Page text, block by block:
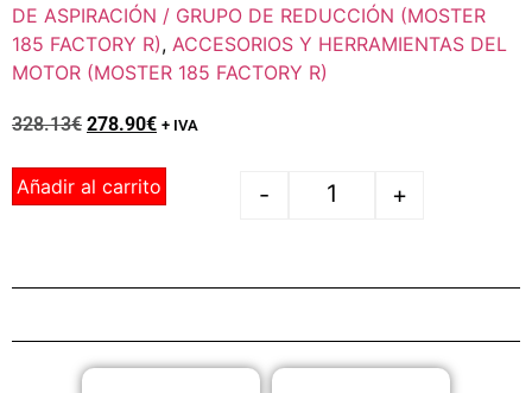
DE ASPIRACIÓN / GRUPO DE REDUCCIÓN (MOSTER
185 FACTORY R), ACCESORIOS Y HERRAMIENTAS DEL
MOTOR (MOSTER 185 FACTORY R)
328.13€ 278.90€ + IVA
- +
Añadir al carrito